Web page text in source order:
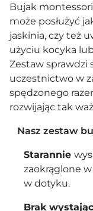
Bujak
może posłużyć
jaskinia, czy też
użyciu kocyka
Zestaw sprawdzi
uczestnictwo w
spędzonego
rozwijając tak
Nasz zestaw
Starannie
zaokrąglone
w dotyku.
Brak